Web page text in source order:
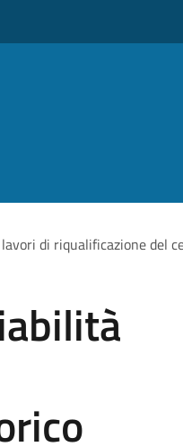
di riqualificazione del